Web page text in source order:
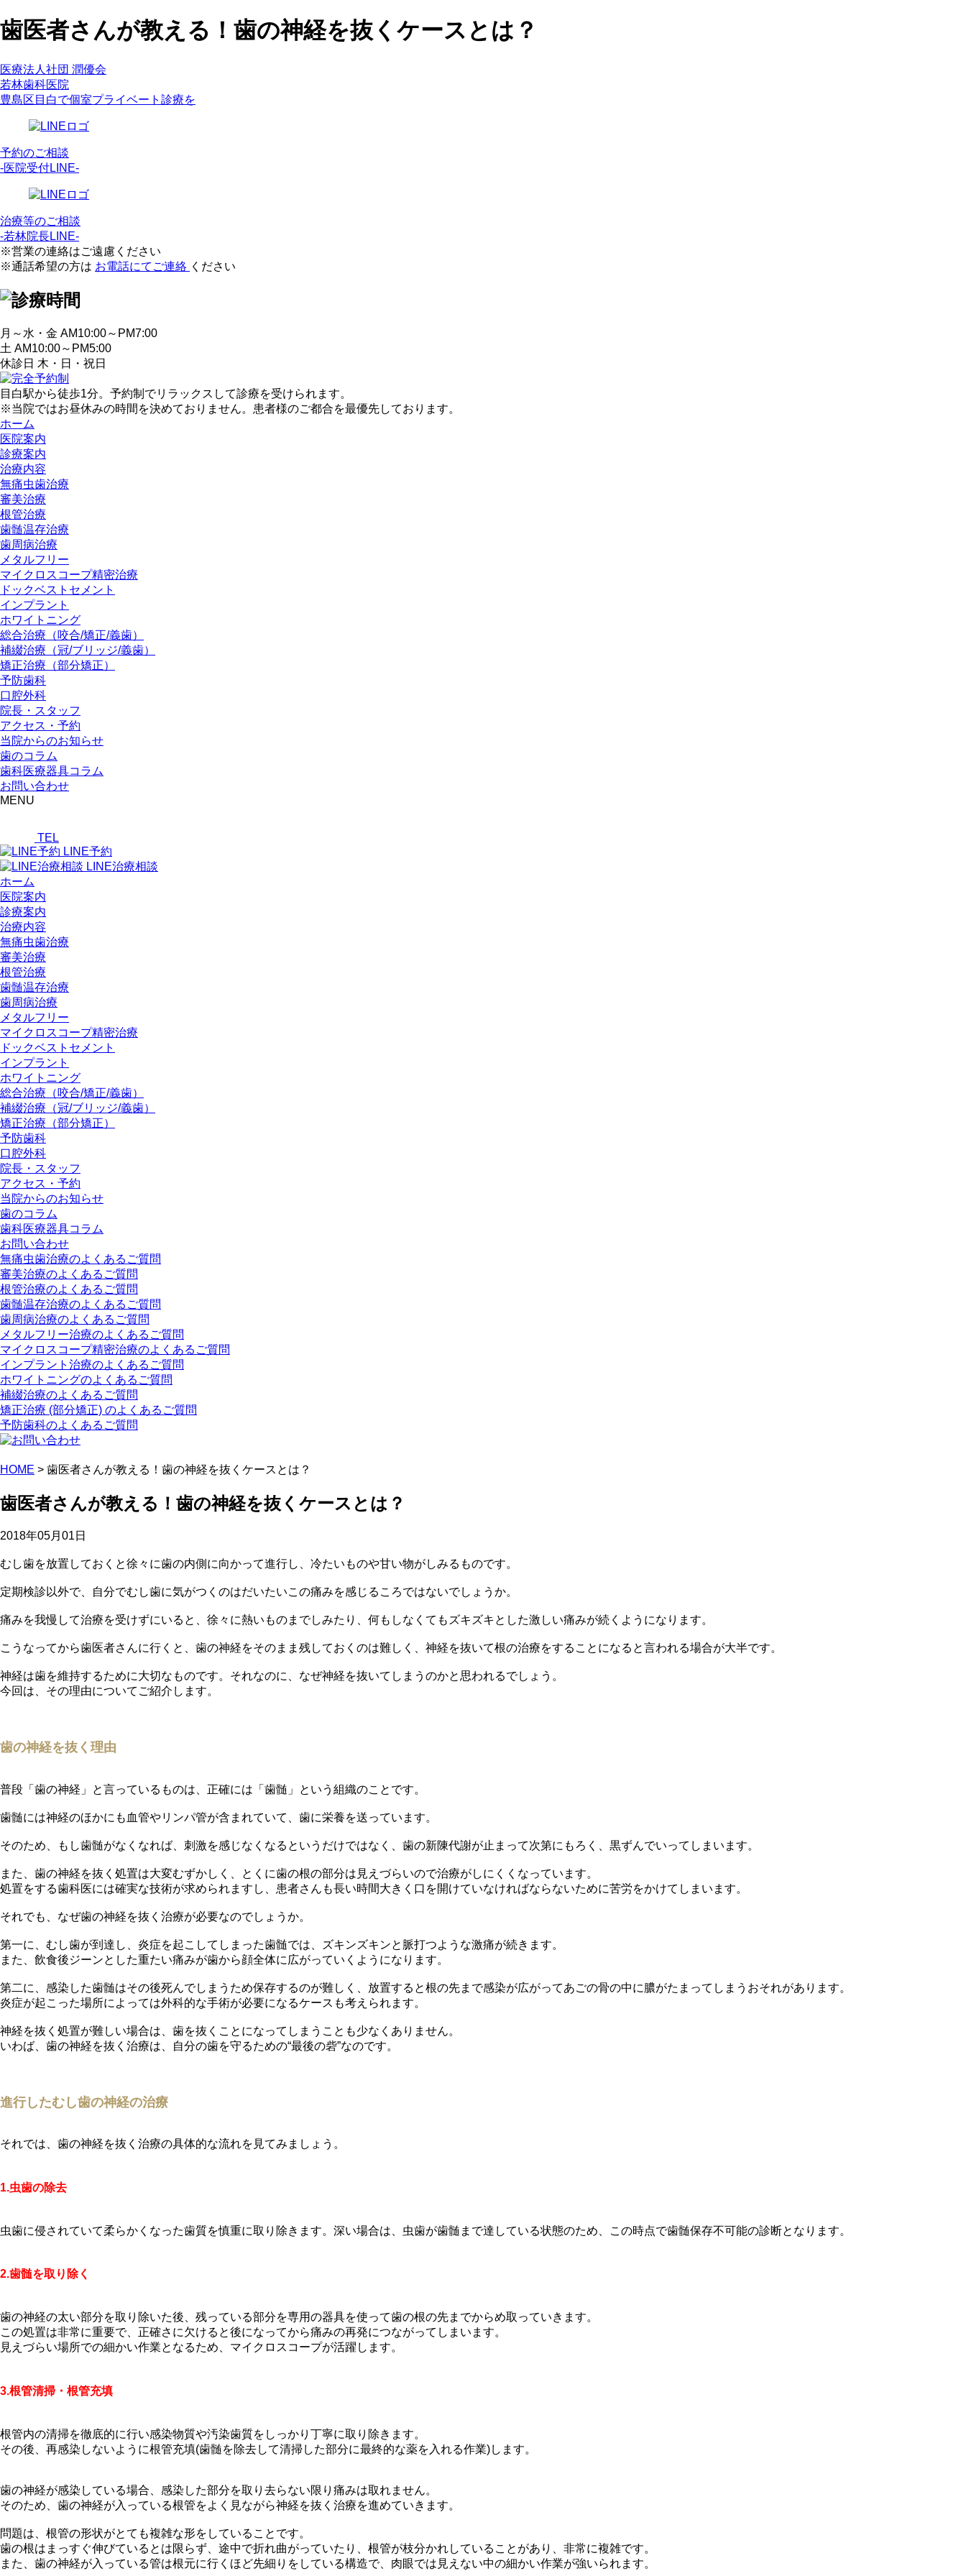
歯医者さんが教える！歯の神経を抜くケースとは？
医療法人社団 潤優会
若林歯科医院
豊島区目白で個室プライベート診療を
予約のご相談
-医院受付LINE-
治療等のご相談
-若林院長LINE-
※営業の連絡はご遠慮ください
※通話希望の方は お電話にてご連絡 ください
月～水・金 AM10:00～PM7:00
土 AM10:00～PM5:00
休診日 木・日・祝日
目白駅から徒歩1分。予約制でリラックスして診療を受けられます。
※当院ではお昼休みの時間を決めておりません。患者様のご都合を最優先しております。
ホーム
医院案内
診療案内
治療内容
無痛虫歯治療
審美治療
根管治療
歯髄温存治療
歯周病治療
メタルフリー
マイクロスコープ精密治療
ドックベストセメント
インプラント
ホワイトニング
総合治療（咬合/矯正/義歯）
補綴治療（冠/ブリッジ/義歯）
矯正治療（部分矯正）
予防歯科
口腔外科
院長・スタッフ
アクセス・予約
当院からのお知らせ
歯のコラム
歯科医療器具コラム
お問い合わせ
MENU
TEL
LINE予約
LINE治療相談
ホーム
医院案内
診療案内
治療内容
無痛虫歯治療
審美治療
根管治療
歯髄温存治療
歯周病治療
メタルフリー
マイクロスコープ精密治療
ドックベストセメント
インプラント
ホワイトニング
総合治療（咬合/矯正/義歯）
補綴治療（冠/ブリッジ/義歯）
矯正治療（部分矯正）
予防歯科
口腔外科
院長・スタッフ
アクセス・予約
当院からのお知らせ
歯のコラム
歯科医療器具コラム
お問い合わせ
無痛虫歯治療のよくあるご質問
審美治療のよくあるご質問
根管治療のよくあるご質問
歯髄温存治療のよくあるご質問
歯周病治療のよくあるご質問
メタルフリー治療のよくあるご質問
マイクロスコープ精密治療のよくあるご質問
インプラント治療のよくあるご質問
ホワイトニングのよくあるご質問
補綴治療のよくあるご質問
矯正治療 (部分矯正) のよくあるご質問
予防歯科のよくあるご質問
HOME > 歯医者さんが教える！歯の神経を抜くケースとは？
歯医者さんが教える！歯の神経を抜くケースとは？
2018年05月01日
むし歯を放置しておくと徐々に歯の内側に向かって進行し、冷たいものや甘い物がしみるものです。
定期検診以外で、自分でむし歯に気がつくのはだいたいこの痛みを感じるころではないでしょうか。
痛みを我慢して治療を受けずにいると、徐々に熱いものまでしみたり、何もしなくてもズキズキとした激しい痛みが続くようになります。
こうなってから歯医者さんに行くと、歯の神経をそのまま残しておくのは難しく、神経を抜いて根の治療をすることになると言われる場合が大半です。
神経は歯を維持するために大切なものです。それなのに、なぜ神経を抜いてしまうのかと思われるでしょう。
今回は、その理由についてご紹介します。
歯の神経を抜く理由
普段「歯の神経」と言っているものは、正確には「歯髄」という組織のことです。
歯髄には神経のほかにも血管やリンパ管が含まれていて、歯に栄養を送っています。
そのため、もし歯髄がなくなれば、刺激を感じなくなるというだけではなく、歯の新陳代謝が止まって次第にもろく、黒ずんでいってしまいます。
また、歯の神経を抜く処置は大変むずかしく、とくに歯の根の部分は見えづらいので治療がしにくくなっています。
処置をする歯科医には確実な技術が求められますし、患者さんも長い時間大きく口を開けていなければならないために苦労をかけてしまいます。
それでも、なぜ歯の神経を抜く治療が必要なのでしょうか。
第一に、むし歯が到達し、炎症を起こしてしまった歯髄では、ズキンズキンと脈打つような激痛が続きます。
また、飲食後ジーンとした重たい痛みが歯から顔全体に広がっていくようになります。
第二に、感染した歯髄はその後死んでしまうため保存するのが難しく、放置すると根の先まで感染が広がってあごの骨の中に膿がたまってしまうおそれがあります。
炎症が起こった場所によっては外科的な手術が必要になるケースも考えられます。
神経を抜く処置が難しい場合は、歯を抜くことになってしまうことも少なくありません。
いわば、歯の神経を抜く治療は、自分の歯を守るための“最後の砦”なのです。
進行したむし歯の神経の治療
それでは、歯の神経を抜く治療の具体的な流れを見てみましょう。
1.虫歯の除去
虫歯に侵されていて柔らかくなった歯質を慎重に取り除きます。深い場合は、虫歯が歯髄まで達している状態のため、この時点で歯髄保存不可能の診断となります。
2.歯髄を取り除く
歯の神経の太い部分を取り除いた後、残っている部分を専用の器具を使って歯の根の先までからめ取っていきます。
この処置は非常に重要で、正確さに欠けると後になってから痛みの再発につながってしまいます。
見えづらい場所での細かい作業となるため、マイクロスコープが活躍します。
3.根管清掃・根管充填
根管内の清掃を徹底的に行い感染物質や汚染歯質をしっかり丁寧に取り除きます。
その後、再感染しないように根管充填(歯髄を除去して清掃した部分に最終的な薬を入れる作業)します。
歯の神経が感染している場合、感染した部分を取り去らない限り痛みは取れません。
そのため、歯の神経が入っている根管をよく見ながら神経を抜く治療を進めていきます。
問題は、根管の形状がとても複雑な形をしていることです。
歯の根はまっすぐ伸びているとは限らず、途中で折れ曲がっていたり、根管が枝分かれしていることがあり、非常に複雑です。
また、歯の神経が入っている管は根元に行くほど先細りをしている構造で、肉眼では見えない中の細かい作業が強いられます。